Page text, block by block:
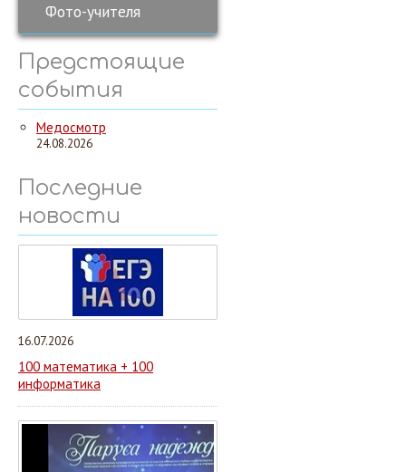
Фото-учителя
Предстоящие
события
Медосмотр
24.08.2026
Последние
новости
16.07.2026
100 математика + 100
информатика